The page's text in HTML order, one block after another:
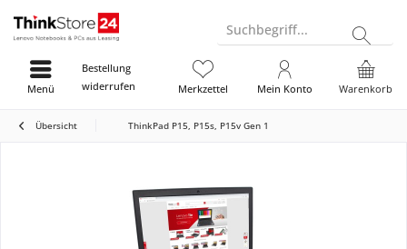
Suchbegriff...
Bestellung
widerrufen
Warenkorb
Merkzettel Mein Konto
Menü
Übersicht ThinkPad P15, P15s, P15v Gen 1